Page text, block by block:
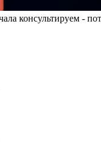
консультируем -